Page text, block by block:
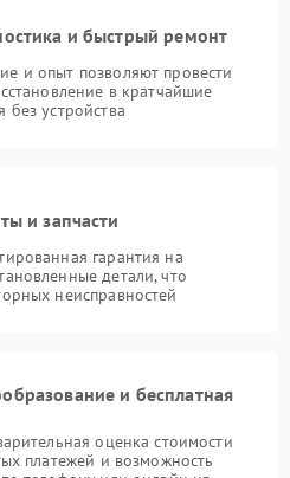
и быстрый ремонт
и опыт позволяют провести
в кратчайшие
устройства
и запчасти
гарантия на
детали, что
неисправностей
и бесплатная
оценка стоимости
платежей и возможность